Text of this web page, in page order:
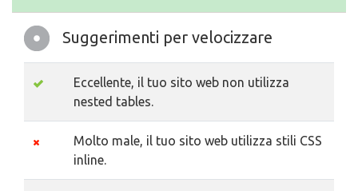
Suggerimenti per velocizzare
Eccellente, il tuo sito web non utilizza
nested tables.
Molto male, il tuo sito web utilizza stili CSS
inline.